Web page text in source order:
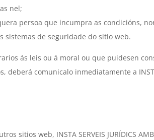
nel;
persoa que incumpra as condicións,
sistemas de seguridade do sitio web.
ás leis ou á moral ou que puidesen
comunicalo inmediatamente a INSTA
sitios web, INSTA SERVEIS JURÍDICS